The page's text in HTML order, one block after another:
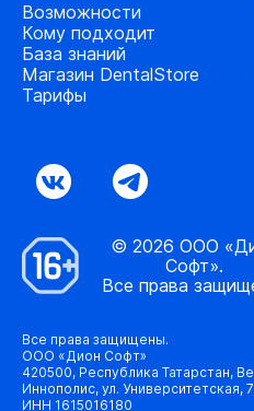
Возможности
Кому подходит
База знаний
Магазин DentalStore
Тарифы
© 2026 ООО
Софт».
Все права
Все права защищены.
ООО «Дион Софт»
420500, Республика Татарстан,
Иннополис, ул. Университетская,
ИНН 1615016180